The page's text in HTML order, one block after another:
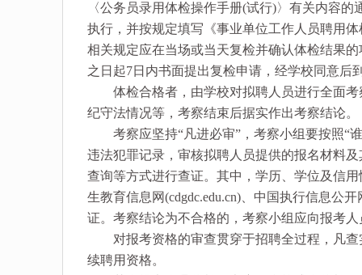
〈公务员录用体检操作手册(试行)〉有关内容
执行，并按规定填写《事业单位工作人员聘用
相关规定应在当场或当天复检并确认体检结果
之日起7日内书面提出复检申请，经学校同意后
体检合格者，由学校对拟聘人员进行全面考
纪守法情况等，考察结束后据实作出考察结论。
考察应坚持“凡进必审”，考察小组要按照“谁
违法犯罪记录，审核拟聘人员提供的报名材料
查询等方式进行查证。其中，学历、学位及信
生教育信息网(cdgdc.edu.cn)、中国执行信息公开
证。考察结论为不合格的，考察小组应向报考
对报考资格的审查贯穿于招聘全过程，凡查
续聘用资格。